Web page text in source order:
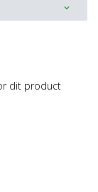
expand_more
dit product